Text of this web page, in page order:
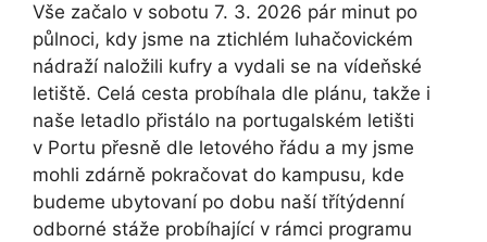
Vše začalo v sobotu 7. 3. 2026 pár minut po
půlnoci, kdy jsme na ztichlém luhačovickém
nádraží naložili kufry a vydali se na vídeňské
letiště. Celá cesta probíhala dle plánu, takže i
naše letadlo přistálo na portugalském letišti
v Portu přesně dle letového řádu a my jsme
mohli zdárně pokračovat do kampusu, kde
budeme ubytovaní po dobu naší třítýdenní
odborné stáže probíhající v rámci programu